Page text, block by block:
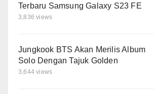
Terbaru Samsung Galaxy S23 FE
3,836 views
Jungkook BTS Akan Merilis Album
Solo Dengan Tajuk Golden
3,644 views